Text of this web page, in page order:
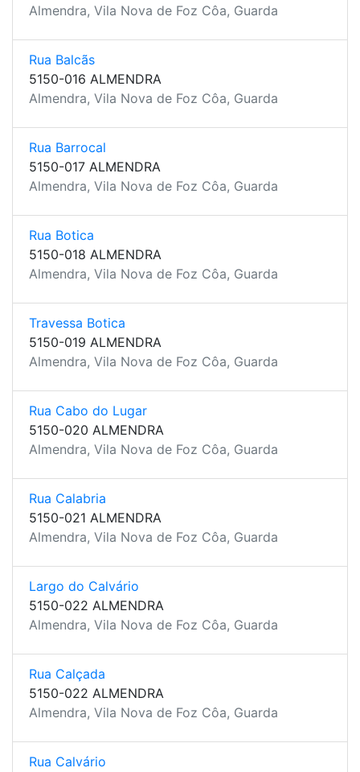
Almendra, Vila Nova de Foz Côa, Guarda
Rua Balcãs
5150-016 ALMENDRA
Almendra, Vila Nova de Foz Côa, Guarda
Rua Barrocal
5150-017 ALMENDRA
Almendra, Vila Nova de Foz Côa, Guarda
Rua Botica
5150-018 ALMENDRA
Almendra, Vila Nova de Foz Côa, Guarda
Travessa Botica
5150-019 ALMENDRA
Almendra, Vila Nova de Foz Côa, Guarda
Rua Cabo do Lugar
5150-020 ALMENDRA
Almendra, Vila Nova de Foz Côa, Guarda
Rua Calabria
5150-021 ALMENDRA
Almendra, Vila Nova de Foz Côa, Guarda
Largo do Calvário
5150-022 ALMENDRA
Almendra, Vila Nova de Foz Côa, Guarda
Rua Calçada
5150-022 ALMENDRA
Almendra, Vila Nova de Foz Côa, Guarda
Rua Calvário